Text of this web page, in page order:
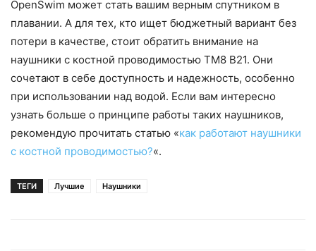
OpenSwim может стать вашим верным спутником в
плавании. А для тех, кто ищет бюджетный вариант без
потери в качестве, стоит обратить внимание на
наушники с костной проводимостью TM8 B21. Они
сочетают в себе доступность и надежность, особенно
при использовании над водой. Если вам интересно
узнать больше о принципе работы таких наушников,
рекомендую прочитать статью «как работают наушники
с костной проводимостью?«.
ТЕГИ Лучшие Наушники